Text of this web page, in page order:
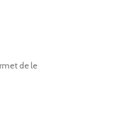
de le